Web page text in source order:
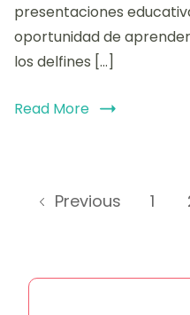
presentaciones
oportunidad de
los delfines […]
Read More
PostsPrevious Page
1